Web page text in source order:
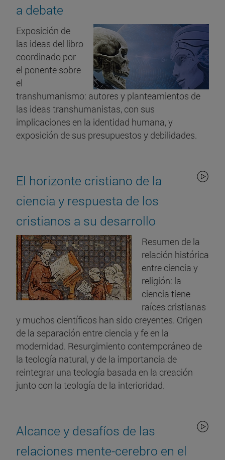
a debate
Exposición de
las ideas del libro
coordinado por
el ponente sobre
el
transhumanismo: autores y planteamientos de
las ideas transhumanistas, con sus
implicaciones en la identidad humana, y
exposición de sus presupuestos y debilidades.
El horizonte cristiano de la
ciencia y respuesta de los
cristianos a su desarrollo
Resumen de la
relación histórica
entre ciencia y
religión: la
ciencia tiene
raíces cristianas
y muchos científicos han sido creyentes. Origen
de la separación entre ciencia y fe en la
modernidad. Resurgimiento contemporáneo de
la teología natural, y de la importancia de
reintegrar una teología basada en la creación
junto con la teología de la interioridad.
Alcance y desafíos de las
relaciones mente-cerebro en el